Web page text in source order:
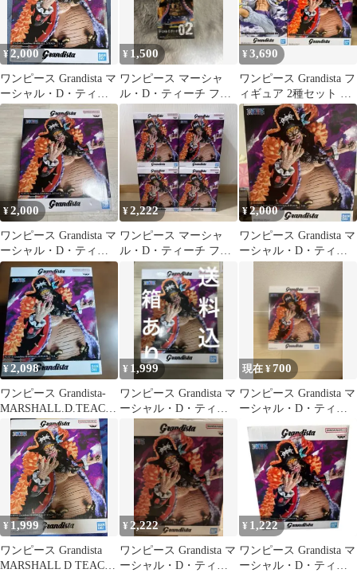
¥2,000
ワンピース Grandista マ
ーシャル・D・ティー
チ 黒ひげ フィギュア
¥ 1,500
ワンピース マーシャ
ル・D・ティーチ フィ
¥3,690
ワンピース Grandista フ
ィギュア 2種セット ま
とめ売り
¥2,000
ワンピース Grandista マ
ーシャル・D・ティー
チ
¥2,222
ワンピース マーシャ
ル・D・ティーチ フィ
ギュア
¥2,000
ワンピース Grandista マ
ーシャル・D・ティー
¥2,098
ワンピース Grandista-
MARSHALL.D.TEACH-
フィギュア
¥ 1,999
ワンピース Grandista マ
ーシャル・D・ティー
チ フィギュア
現在 ¥700
ワンピース Grandista マ
ーシャル・D・ティー
チ フィギュア
¥1,999
ワンピース Grandista
MARSHALL D TEACH
¥ 2,222
ワンピース Grandista マ
ーシャル・D・ティー
¥ 1,222
ワンピース Grandista マ
ーシャル・D・ティー